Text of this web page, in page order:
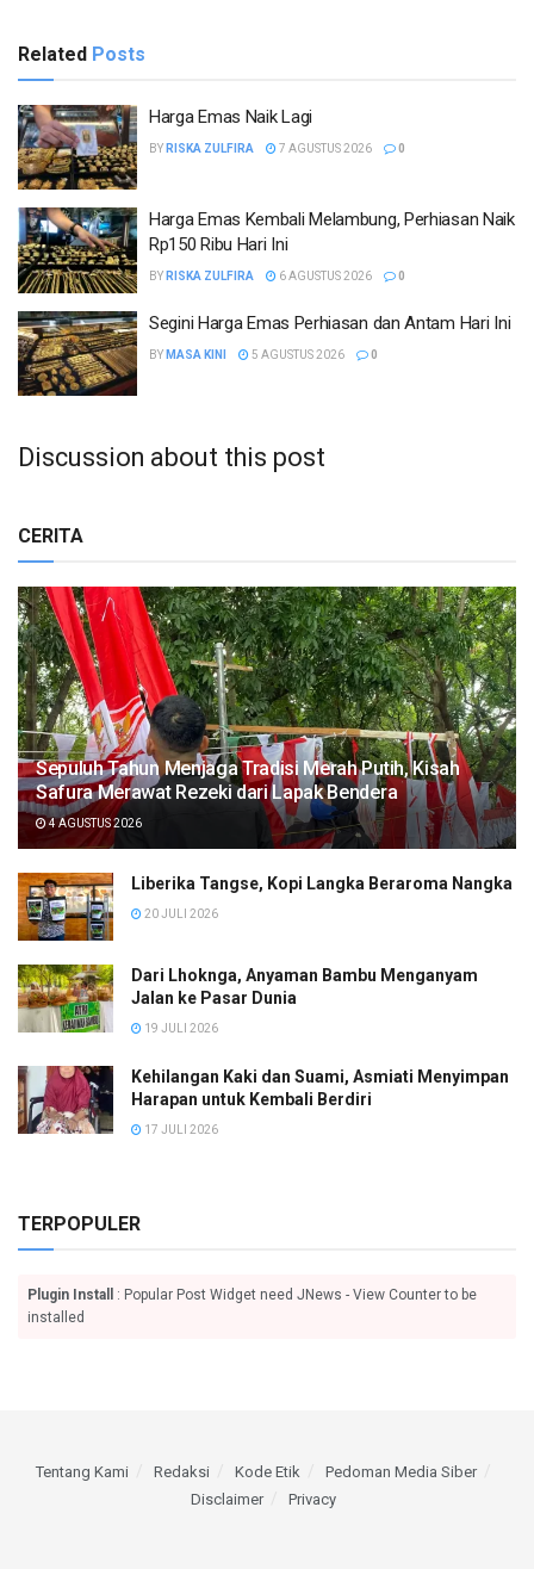
Related Posts
Harga Emas Naik Lagi
BY RISKA ZULFIRA 7 AGUSTUS 2026 0
Harga Emas Kembali Melambung, Perhiasan Naik
Rp150 Ribu Hari Ini
BY RISKA ZULFIRA 6 AGUSTUS 2026 0
Segini Harga Emas Perhiasan dan Antam Hari Ini
BY MASA KINI 5 AGUSTUS 2026 0
Discussion about this post
CERITA
Sepuluh Tahun Menjaga Tradisi Merah Putih, Kisah
Safura Merawat Rezeki dari Lapak Bendera
4 AGUSTUS 2026
Liberika Tangse, Kopi Langka Beraroma Nangka
20 JULI 2026
Dari Lhoknga, Anyaman Bambu Menganyam
Jalan ke Pasar Dunia
19 JULI 2026
Kehilangan Kaki dan Suami, Asmiati Menyimpan
Harapan untuk Kembali Berdiri
17 JULI 2026
TERPOPULER
Plugin Install
: Popular Post Widget need JNews - View Counter to be
installed
Tentang Kami Redaksi Kode Etik
Pedoman Media Siber
Disclaimer
Privacy